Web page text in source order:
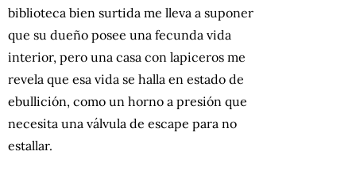
biblioteca bien surtida me lleva a suponer
que su dueño posee una fecunda vida
interior, pero una casa con lapiceros me
revela que esa vida se halla en estado de
ebullición, como un horno a presión que
necesita una válvula de escape para no
estallar.